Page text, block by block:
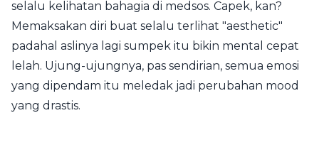
selalu kelihatan bahagia di medsos. Capek, kan?
Memaksakan diri buat selalu terlihat "aesthetic"
padahal aslinya lagi sumpek itu bikin mental cepat
lelah. Ujung-ujungnya, pas sendirian, semua emosi
yang dipendam itu meledak jadi perubahan mood
yang drastis.